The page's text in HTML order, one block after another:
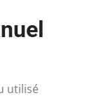
utilisé